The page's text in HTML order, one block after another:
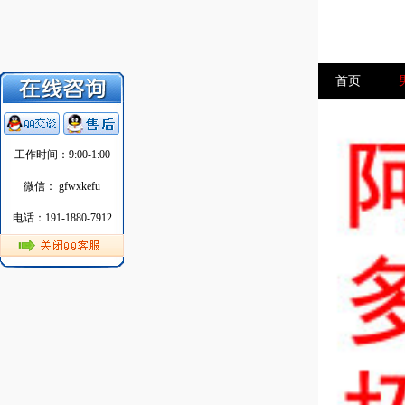
首页
工作时间：9:00-1:00
微信： gfwxkefu
电话：191-1880-7912